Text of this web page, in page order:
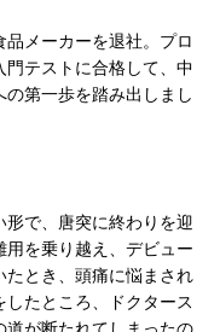
メーカーを退社。プロ
テストに合格して、中
第一歩を踏み出しまし
で、唐突に終わりを迎
を乗り越え、デビュー
とき、頭痛に悩まされ
たところ、ドクタース